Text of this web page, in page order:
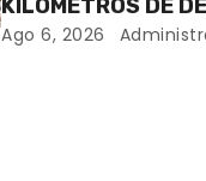
KILÓMETROS DE
PLUVIALES
Ago 6, 2026